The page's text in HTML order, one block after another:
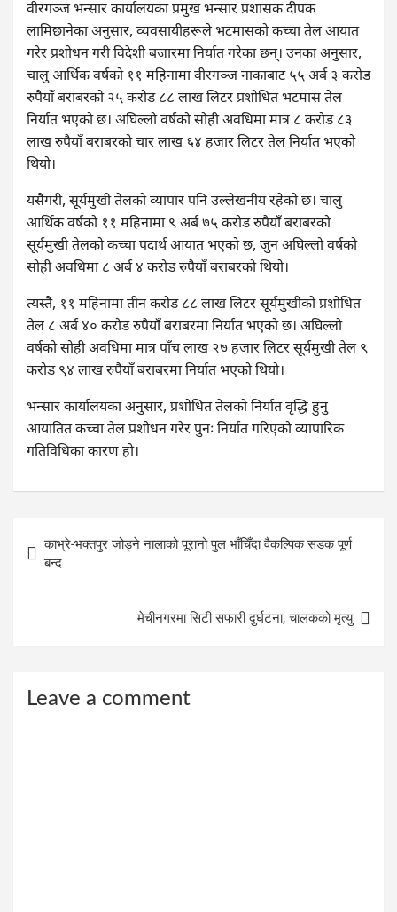
वीरगञ्ज भन्सार कार्यालयका प्रमुख भन्सार प्रशासक दीपक
लामिछानेका अनुसार, व्यवसायीहरूले भटमासको कच्चा तेल आयात
गरेर प्रशोधन गरी विदेशी बजारमा निर्यात गरेका छन्। उनका अनुसार,
चालु आर्थिक वर्षको ११ महिनामा वीरगञ्ज नाकाबाट ५५ अर्ब ३ करोड
रुपैयाँ बराबरको २५ करोड ८८ लाख लिटर प्रशोधित भटमास तेल
निर्यात भएको छ। अघिल्लो वर्षको सोही अवधिमा मात्र ८ करोड ८३
लाख रुपैयाँ बराबरको चार लाख ६४ हजार लिटर तेल निर्यात भएको
थियो।
यसैगरी, सूर्यमुखी तेलको व्यापार पनि उल्लेखनीय रहेको छ। चालु
आर्थिक वर्षको ११ महिनामा ९ अर्ब ७५ करोड रुपैयाँ बराबरको
सूर्यमुखी तेलको कच्चा पदार्थ आयात भएको छ, जुन अघिल्लो वर्षको
सोही अवधिमा ८ अर्ब ४ करोड रुपैयाँ बराबरको थियो।
त्यस्तै, ११ महिनामा तीन करोड ८८ लाख लिटर सूर्यमुखीको प्रशोधित
तेल ८ अर्ब ४० करोड रुपैयाँ बराबरमा निर्यात भएको छ। अघिल्लो
वर्षको सोही अवधिमा मात्र पाँच लाख २७ हजार लिटर सूर्यमुखी तेल ९
करोड ९४ लाख रुपैयाँ बराबरमा निर्यात भएको थियो।
भन्सार कार्यालयका अनुसार, प्रशोधित तेलको निर्यात वृद्धि हुनु
आयातित कच्चा तेल प्रशोधन गरेर पुनः निर्यात गरिएको व्यापारिक
गतिविधिका कारण हो।
navigation
काभ्रे-भक्तपुर जोड्ने नालाको पूरानो पुल भाँचिँदा वैकल्पिक सडक पूर्ण
बन्द
मेचीनगरमा सिटी सफारी दुर्घटना, चालकको मृत्यु
Leave a comment